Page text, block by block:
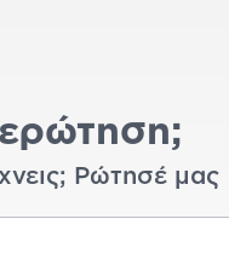
Ρώτησέ μας